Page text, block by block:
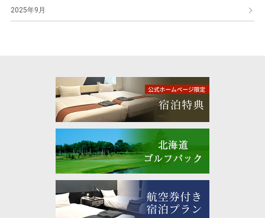
2025年9月